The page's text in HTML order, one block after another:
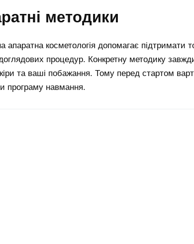
методики
апаратна косметологія допомагає підтримати
процедур. Конкретну методику
та ваші побажання. Тому перед стартом
програму навмання.